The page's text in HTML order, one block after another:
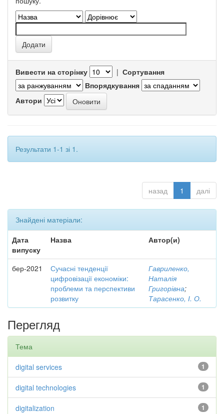
Вивести на сторінку | Сортування
Впорядкування
Автори
Результати 1-1 зі 1.
назад 1 далі
Знайдені матеріали:
Дата
випуску
Назва Автор(и)
бер-2021
Сучасні тенденції
цифровізації економіки:
проблеми та перспективи
розвитку
Гавриленко,
Наталія
Григорівна;
Тарасенко, І. О.
Перегляд
Тема
1
digital services
1
digital technologies
1
digitalization